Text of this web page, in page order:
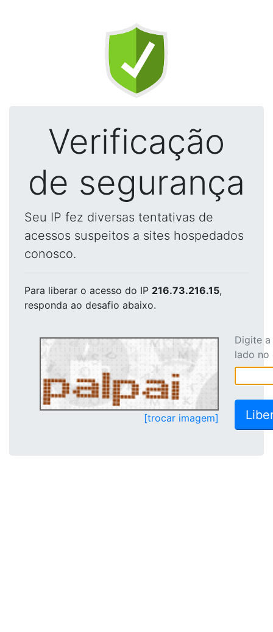
Verificação
de segurança
Seu IP fez diversas tentativas de
acessos suspeitos a sites hospedados
conosco.
Para liberar o acesso do IP 216.73.216.15,
responda ao desafio abaixo.
[trocar imagem]
Digite
lado no